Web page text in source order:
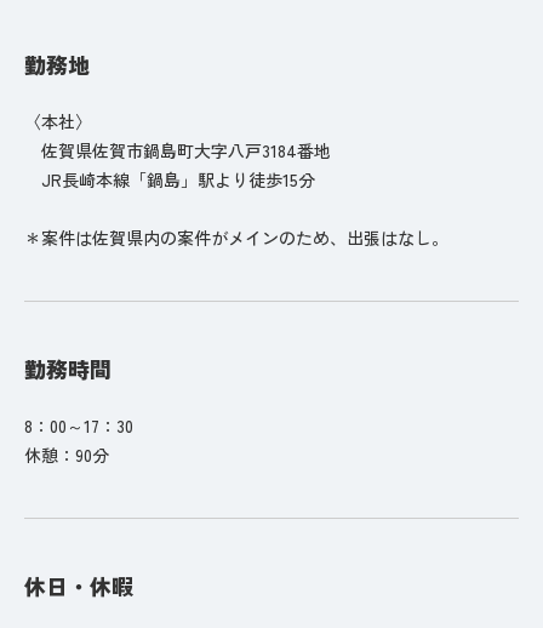
勤務地
〈本社〉
佐賀県佐賀市鍋島町大字八戸3184番地
JR長崎本線「鍋島」駅より徒歩15分
＊案件は佐賀県内の案件がメインのため、出張はなし。
勤務時間
8：00～17：30
休憩：90分
休日・休暇